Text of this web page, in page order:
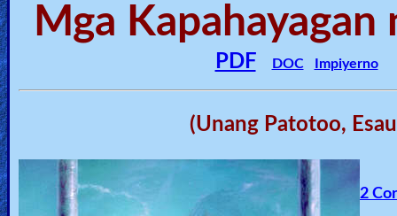
X-
MP3
Bible
Mga Kapahayagan
PDF DOC Impiyerno
(Unang Patotoo,
2